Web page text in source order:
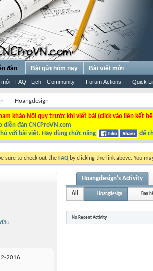
đàn
mới FAQ Lịch Community Forum Actions Quick
Bài gửi hôm nay Bài viết mới
Hoangdesign
khảo Nội quy trước khi viết bài (click vào liên kết
diễn đàn CNCProVN.com
với bài viết. Hãy dùng chức năng để
sure to check out the FAQ by clicking the link above. You
2016
Hoangdesign's Activity
All Hoangdesign Bạn
No Recent Activity